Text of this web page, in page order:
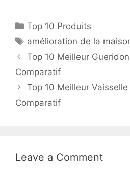
Top 10 Produits
amélioration de la
Top 10 Meilleur
Comparatif
Top 10 Meilleur
Comparatif
Leave a Comment